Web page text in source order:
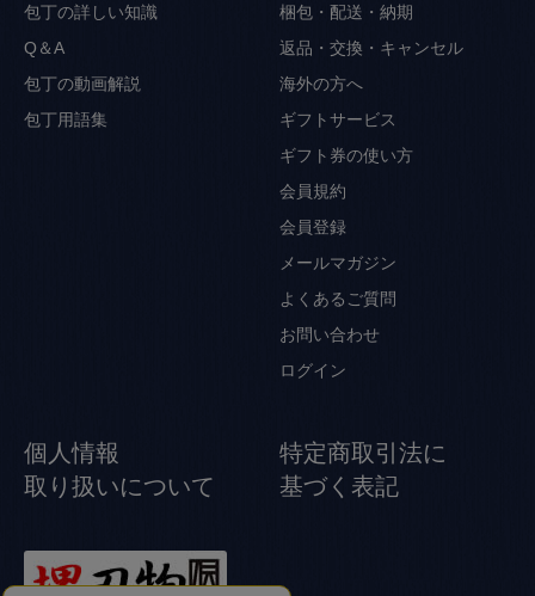
包丁の詳しい知識
Q＆A
包丁の動画解説
包丁用語集
梱包・配送・納期
返品・交換・キャンセル
海外の方へ
ギフトサービス
ギフト券の使い方
会員規約
会員登録
メールマガジン
よくあるご質問
お問い合わせ
ログイン
個人情報
取り扱いについて
特定商取引法に
基づく表記